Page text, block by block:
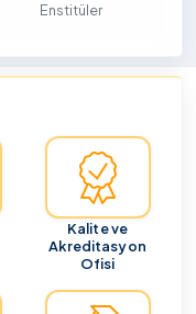
Enstitüler
Kalite ve
Akreditasyon
Ofisi